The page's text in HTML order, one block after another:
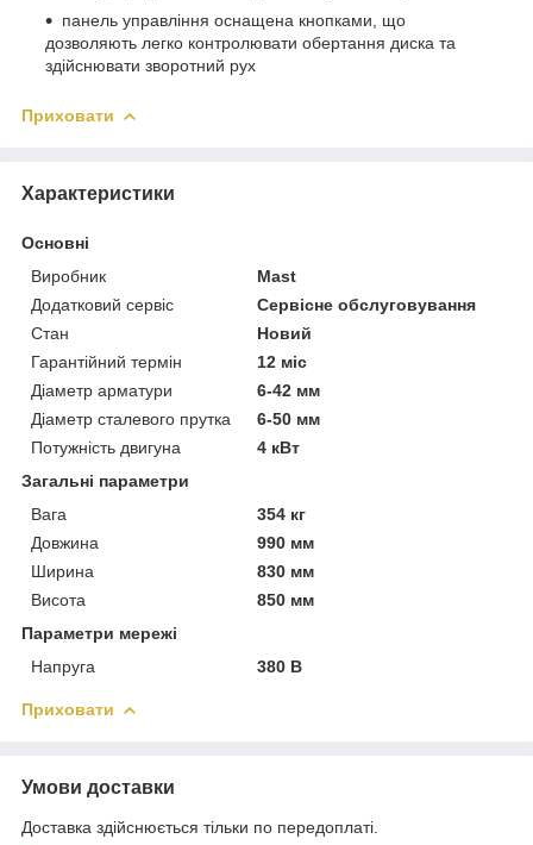
панель управління оснащена кнопками, що
дозволяють легко контролювати обертання диска та
здійснювати зворотний рух
Приховати
Характеристики
Основні
Виробник
Mast
Додатковий сервіс
Сервісне обслуговування
Стан
Новий
Гарантійний термін
12 міс
Діаметр арматури
6-42 мм
Діаметр сталевого прутка
6-50 мм
Потужність двигуна
4 кВт
Загальні параметри
Вага
354 кг
Довжина
990 мм
Ширина
830 мм
Висота
850 мм
Параметри мережі
Напруга
380 В
Приховати
Умови доставки
Доставка здійснюється тільки по передоплаті.